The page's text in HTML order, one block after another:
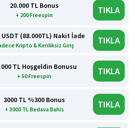
20.000 TL Bonus
+ 200 Freespin TIKLA
USDT (88.000TL) Nakit İade
Kripto & Kimliksiz Giriş TIKLA
TL Hoşgeldin Bonusu
+ 50 Freespin TIKLA
3000 TL %300 Bonus
+ 3000 TL Bedava Bahis TIKLA